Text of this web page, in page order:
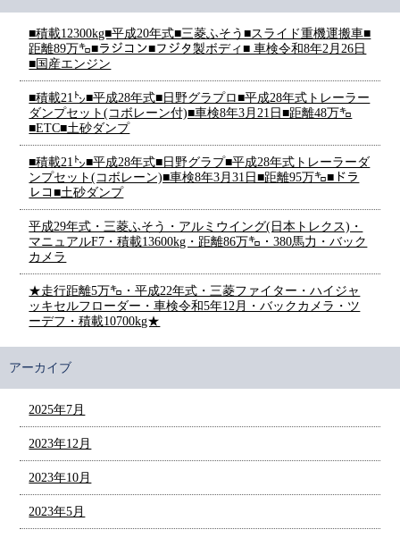
■積載12300kg■平成20年式■三菱ふそう■スライド重機運搬車■
距離89万㌔■ラジコン■フジタ製ボディ■ 車検令和8年2月26日
■国産エンジン
■積載21㌧■平成28年式■日野グラプロ■平成28年式トレーラー
ダンプセット(コボレーン付)■車検8年3月21日■距離48万㌔
■ETC■土砂ダンプ
■積載21㌧■平成28年式■日野グラプ■平成28年式トレーラーダ
ンプセット(コボレーン)■車検8年3月31日■距離95万㌔■ドラ
レコ■土砂ダンプ
平成29年式・三菱ふそう・アルミウイング(日本トレクス)・
マニュアルF7・積載13600kg・距離86万㌔・380馬力・バック
カメラ
★走行距離5万㌔・平成22年式・三菱ファイター・ハイジャ
ッキセルフローダー・車検令和5年12月・バックカメラ・ツ
ーデフ・積載10700kg★
アーカイブ
2025年7月
2023年12月
2023年10月
2023年5月